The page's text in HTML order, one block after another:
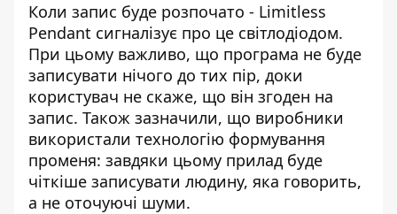
Коли запис буде розпочато - Limitless
Pendant сигналізує про це світлодіодом.
При цьому важливо, що програма не буде
записувати нічого до тих пір, доки
користувач не скаже, що він згоден на
запис. Також зазначили, що виробники
використали технологію формування
променя: завдяки цьому прилад буде
чіткіше записувати людину, яка говорить,
а не оточуючі шуми.